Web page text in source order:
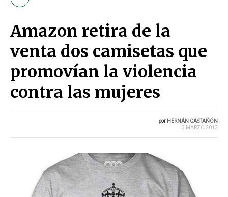
Amazon retira de la
venta dos camisetas que
promovían la violencia
contra las mujeres
por HERNÁN CASTAÑÓN
3 MARZO 2013